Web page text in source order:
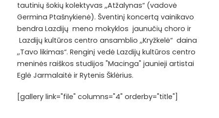
tautinių šokių kolektyvas ,,Atžalynas“ (vadovė
Germina Ptašnykienė). Šventinį koncertą vainikavo
bendra Lazdijų meno mokyklos jaunučių choro ir
Lazdijų kultūros centro ansamblio ,,Kryžkelė“ daina
,,Tavo likimas“. Renginį vedė Lazdijų kultūros centro
meninės raiškos studijos "Macinga" jaunieji artistai
Eglė Jarmalaitė ir Rytenis Šklėrius.
[gallery link="file" columns="4" orderby="title"]